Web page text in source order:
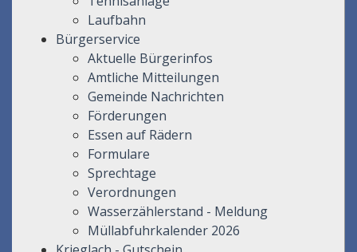
Laufbahn
Bürgerservice
Aktuelle Bürgerinfos
Amtliche Mitteilungen
Gemeinde Nachrichten
Förderungen
Essen auf Rädern
Formulare
Sprechtage
Verordnungen
Wasserzählerstand - Meldung
Müllabfuhrkalender 2026